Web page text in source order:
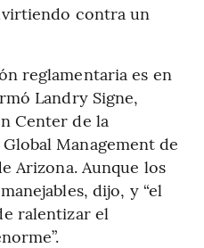
contra un
reglamentaria es en
Landry Signe,
Center de la
Management de
Arizona. Aunque los
dijo, y “el
ralentizar el